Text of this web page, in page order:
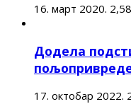
16. март 2020.
Додела
17. октобар 2022.